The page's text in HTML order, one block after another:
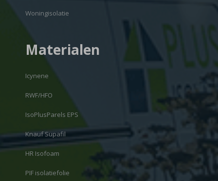
Woningisolatie
Materialen
Icynene
RWF/HFO
IsoPlusParels EPS
Knauf Supafil
HR Isofoam
PIF isolatiefolie